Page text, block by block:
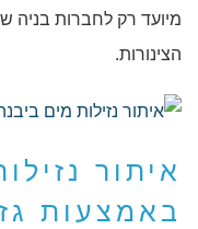
מיועד רק לחברות בניה
הצינורות.
איתור
באמצעות גז